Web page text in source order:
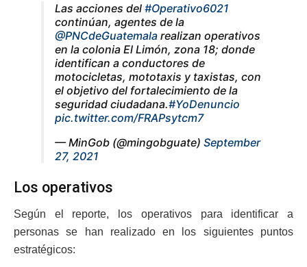
Las acciones del #Operativo6021
continúan, agentes de la
@PNCdeGuatemala realizan operativos
en la colonia El Limón, zona 18; donde
identifican a conductores de
motocicletas, mototaxis y taxistas, con
el objetivo del fortalecimiento de la
seguridad ciudadana.#YoDenuncio
pic.twitter.com/FRAPsytcm7
— MinGob (@mingobguate) September
27, 2021
Los operativos
Según el reporte, los operativos para identificar a
personas se han realizado en los siguientes puntos
estratégicos: